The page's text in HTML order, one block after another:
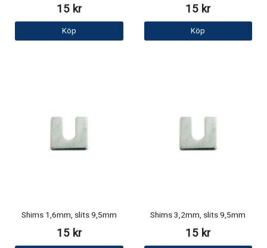
15 kr
Köp
15 kr
Köp
Shims 1,6mm, slits 9,5mm
15 kr
Shims 3,2mm, slits 9,5mm
15 kr